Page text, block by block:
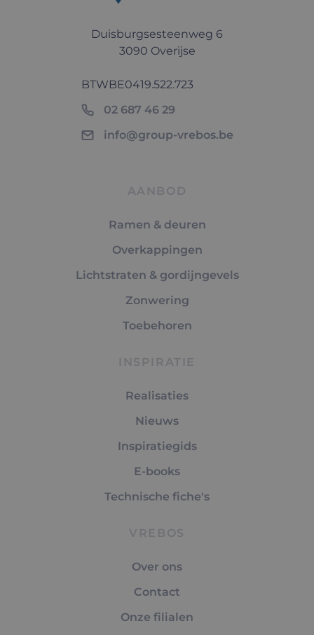
Duisburgsesteenweg 6
3090 Overijse
BTWBE0419.522.723
02 687 46 29
info@group-vrebos.be
AANBOD
Ramen & deuren
Overkappingen
Lichtstraten & gordijngevels
Zonwering
Toebehoren
INSPIRATIE
Realisaties
Nieuws
Inspiratiegids
E-books
Technische fiche's
VREBOS
Over ons
Contact
Onze filialen